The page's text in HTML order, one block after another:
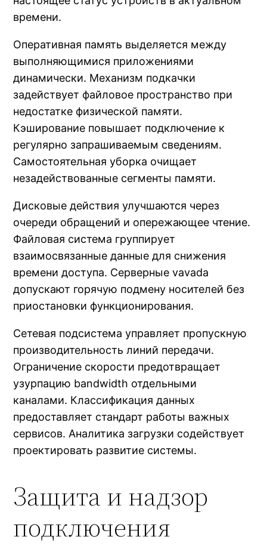
времени.
Оперативная память выделяется между
выполняющимися приложениями
динамически. Механизм подкачки
задействует файловое пространство при
недостатке физической памяти.
Кэширование повышает подключение к
регулярно запрашиваемым сведениям.
Самостоятельная уборка очищает
незадействованные сегменты памяти.
Дисковые действия улучшаются через
очереди обращений и опережающее чтение.
Файловая система группирует
взаимосвязанные данные для снижения
времени доступа. Серверные vavada
допускают горячую подмену носителей без
приостановки функционирования.
Сетевая подсистема управляет пропускную
производительность линий передачи.
Ограничение скорости предотвращает
узурпацию bandwidth отдельными
каналами. Классификация данных
предоставляет стандарт работы важных
сервисов. Аналитика загрузки содействует
проектировать развитие системы.
Защита и надзор
подключения